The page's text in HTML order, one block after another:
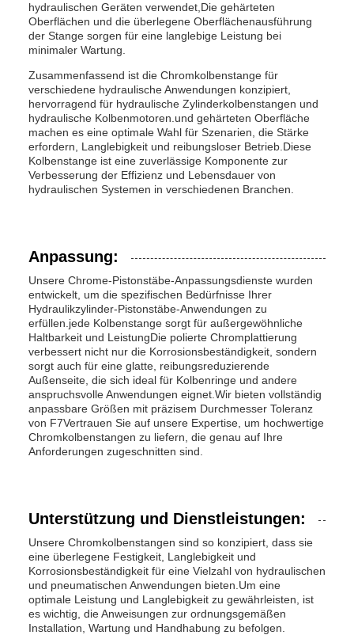
hydraulischen Geräten verwendet,Die gehärteten
Oberflächen und die überlegene Oberflächenausführung
der Stange sorgen für eine langlebige Leistung bei
minimaler Wartung.
Zusammenfassend ist die Chromkolbenstange für
verschiedene hydraulische Anwendungen konzipiert,
hervorragend für hydraulische Zylinderkolbenstangen und
hydraulische Kolbenmotoren.und gehärteten Oberfläche
machen es eine optimale Wahl für Szenarien, die Stärke
erfordern, Langlebigkeit und reibungsloser Betrieb.Diese
Kolbenstange ist eine zuverlässige Komponente zur
Verbesserung der Effizienz und Lebensdauer von
hydraulischen Systemen in verschiedenen Branchen.
Anpassung:
Unsere Chrome-Pistonstäbe-Anpassungsdienste wurden
entwickelt, um die spezifischen Bedürfnisse Ihrer
Hydraulikzylinder-Pistonstäbe-Anwendungen zu
erfüllen.jede Kolbenstange sorgt für außergewöhnliche
Haltbarkeit und LeistungDie polierte Chromplattierung
verbessert nicht nur die Korrosionsbeständigkeit, sondern
sorgt auch für eine glatte, reibungsreduzierende
Außenseite, die sich ideal für Kolbenringe und andere
anspruchsvolle Anwendungen eignet.Wir bieten vollständig
anpassbare Größen mit präzisem Durchmesser Toleranz
von F7Vertrauen Sie auf unsere Expertise, um hochwertige
Chromkolbenstangen zu liefern, die genau auf Ihre
Anforderungen zugeschnitten sind.
Unterstützung und Dienstleistungen:
Unsere Chromkolbenstangen sind so konzipiert, dass sie
eine überlegene Festigkeit, Langlebigkeit und
Korrosionsbeständigkeit für eine Vielzahl von hydraulischen
und pneumatischen Anwendungen bieten.Um eine
optimale Leistung und Langlebigkeit zu gewährleisten, ist
es wichtig, die Anweisungen zur ordnungsgemäßen
Installation, Wartung und Handhabung zu befolgen.